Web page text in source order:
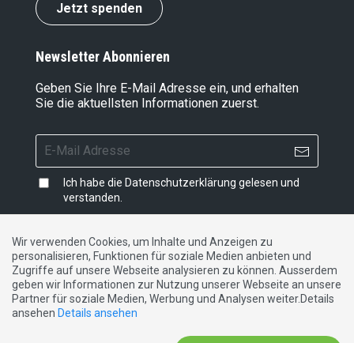
Jetzt spenden
Newsletter Abonnieren
Geben Sie Ihre E-Mail Adresse ein, und erhalten
Sie die aktuellsten Informationen zuerst.
Ich habe die Datenschutzerklärung gelesen und
verstanden.
Impressum|Datenschutzerklärung|Kontakt
DE FR IT
Wir verwenden Cookies, um Inhalte und Anzeigen zu
personalisieren, Funktionen für soziale Medien anbieten und
Zugriffe auf unsere Webseite analysieren zu können. Ausserdem
geben wir Informationen zur Nutzung unserer Webseite an unsere
Partner für soziale Medien, Werbung und Analysen weiter.Details
ansehen Details ansehen